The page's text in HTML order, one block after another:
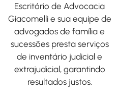
Escritório de Advocacia
Giacomellie sua equipe de
advogados de família e
sucessões presta serviços
de inventário judicial e
extrajudicial, garantindo
resultados justos.